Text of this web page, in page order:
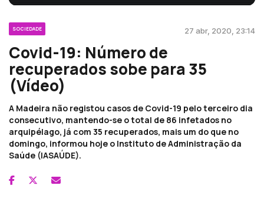
SOCIEDADE 27 abr, 2020, 23:14
Covid-19: Número de
recuperados sobe para 35
(Vídeo)
A Madeira não registou casos de Covid-19 pelo terceiro dia
consecutivo, mantendo-se o total de 86 infetados no
arquipélago, já com 35 recuperados, mais um do que no
domingo, informou hoje o Instituto de Administração da
Saúde (IASAÚDE).